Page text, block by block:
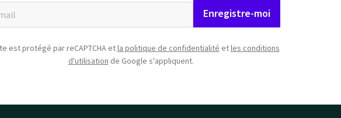
Enregistre-moi
est protégé par reCAPTCHA etla politique de confidentialité etles conditions
d'utilisation de Google s'appliquent.